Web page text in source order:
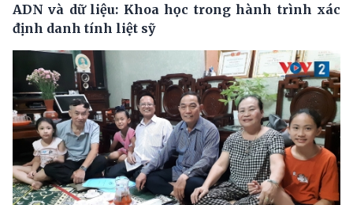
ADN và dữ liệu: Khoa học trong hành trình xác
định danh tính liệt sỹ